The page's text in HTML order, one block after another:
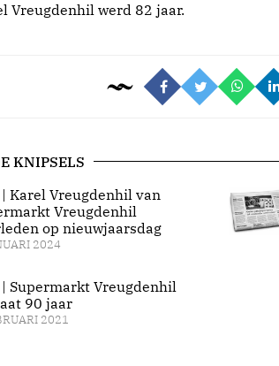
Vreugdenhil werd 82 jaar.
KNIPSELS
| Karel Vreugdenhil van
Vreugdenhil
op nieuwjaarsdag
2024
| Supermarkt Vreugdenhil
90 jaar
2021